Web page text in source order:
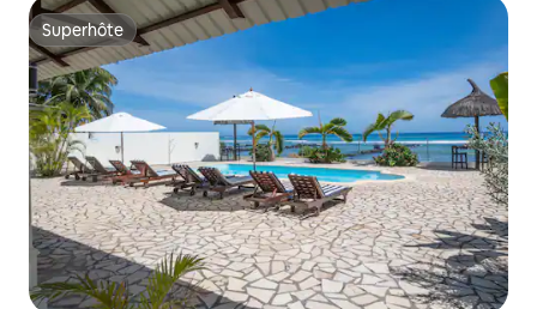
Superhôte
Superhôte